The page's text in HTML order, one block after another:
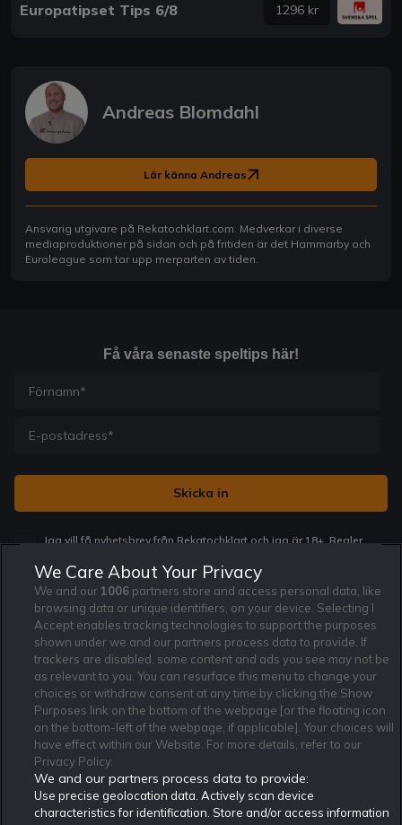
Europatipset Tips 6/8 1296 kr
Andreas Blomdahl
Lär känna Andreas
Ansvarig utgivare på Rekatochklart.com. Medverkar i diverse
mediaproduktioner på sidan och på fritiden är det Hammarby och
Euroleague som tar upp merparten av tiden.
Få våra senaste speltips här!
Jag vill få nyhetsbrev från Rekatochklart och jag är 18+. Regler
Rekatochklart.com är Sveriges ledande betting-community. 2017 nominerades
Rekatochklart som en av världens bästa spelinformations-sajter på spelbranschens egen
Oscarsgala EGR Awards.
Affiliate Modell
Kontakta oss
Redaktionen
Ansvarsfullt Spelande
Nyhetsarkiv
Tipsarkiv
Cookie Policy
Användarvilkor
Integritetspolicy
Sportkalender
We Care About Your Privacy
We and our 1006 partners store and access personal data, like
browsing data or unique identifiers, on your device. Selecting I
Accept enables tracking technologies to support the purposes
shown under we and our partners process data to provide. If
trackers are disabled, some content and ads you see may not be
as relevant to you. You can resurface this menu to change your
choices or withdraw consent at any time by clicking the Show
Purposes link on the bottom of the webpage [or the floating icon
on the bottom-left of the webpage, if applicable]. Your choices will
have effect within our Website. For more details, refer to our
Privacy Policy.
We and our partners process data to provide:
Use precise geolocation data. Actively scan device
characteristics for identification. Store and/or access information